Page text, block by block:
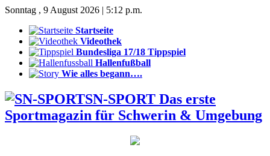
Sonntag , 9 August 2026 | 5:12 p.m.
Startseite
Videothek
Bundesliga 17/18 Tippspiel
Hallenfußball
Wie alles begann….
SN-SPORT Das erste
Sportmagazin für Schwerin & Umgebung